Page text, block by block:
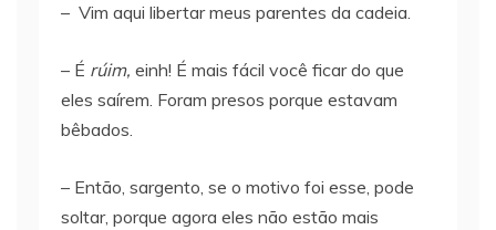
– Vim aqui libertar meus parentes da cadeia.
– É rúim, einh! É mais fácil você ficar do que
eles saírem. Foram presos porque estavam
bêbados.
– Então, sargento, se o motivo foi esse, pode
soltar, porque agora eles não estão mais